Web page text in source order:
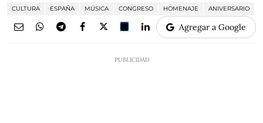
CULTURA ESPAÑA MÚSICA CONGRESO HOMENAJE ANIVERSARIO
Agregar a Google